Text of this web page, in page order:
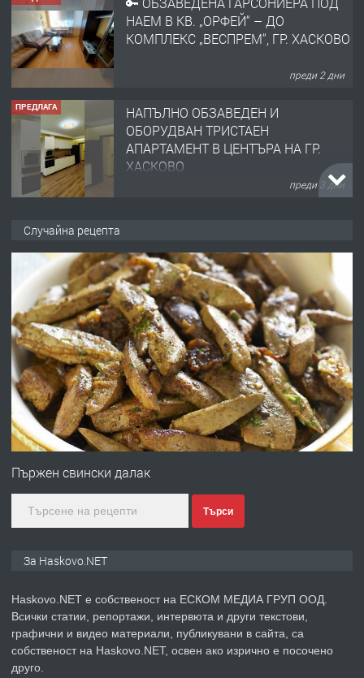
НАЕМ В КВ. „ОРФЕЙ“ – ДО
КОМПЛЕКС „ВЕСПРЕМ“, ГР. ХАСКОВО
преди 2 дни
ПРЕДЛАГА
НАПЪЛНО ОБЗАВЕДЕН И
ОБОРУДВАН ТРИСТАЕН
АПАРТАМЕНТ В ЦЕНТЪРА НА ГР.
ХАСКОВО
преди 3 дни
преди 3 дни
ПРЕДЛАГА
№4120 Магазин/Офис под наем в кв.
Любен Каравелов, Хасково-близо до
градската градина!
преди 3 дни
ПРЕДЛАГА
ПРОСТОРЕН ТРИСТАЕН
КУБА
преди 4 дни
ПРЕДЛАГА СГЛОБЯВАНЕ НА МЕБЕЛИ.
Случайна рецепта
Пържен свински далак
Търси
За Haskovo.NET
Haskovo.NET е собственост на ЕСКОМ МЕДИА ГРУП ООД.
Всички статии, репортажи, интервюта и други текстови,
графични и видео материали, публикувани в сайта, са
собственост на Haskovo.NET, освен ако изрично е посочено
друго.